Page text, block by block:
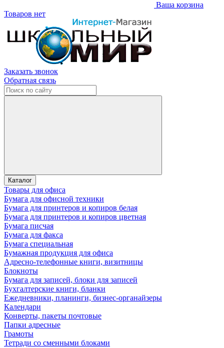
Ваша корзина
Товаров нет
Заказать звонок
Обратная связь
Каталог
Товары для офиса
Бумага для офисной техники
Бумага для принтеров и копиров белая
Бумага для принтеров и копиров цветная
Бумага писчая
Бумага для факса
Бумага специальная
Бумажная продукция для офиса
Адресно-телефонные книги, визитницы
Блокноты
Бумага для записей, блоки для записей
Бухгалтерские книги, бланки
Ежедневники, планинги, бизнес-органайзеры
Календари
Конверты, пакеты почтовые
Папки адресные
Грамоты
Тетради со сменными блоками